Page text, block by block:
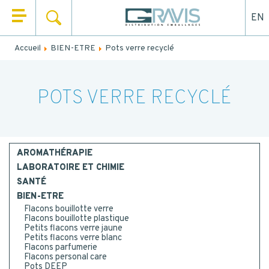
QUI SOMMES NOUS ?
NOS UNIVERS
ACTUALITÉS
RECHERCHER
EN
Accueil BIEN-ETRE Pots verre recyclé
POTS VERRE RECYCLÉ
AROMATHÉRAPIE
LABORATOIRE ET CHIMIE
SANTÉ
BIEN-ETRE
Flacons bouillotte verre
Flacons bouillotte plastique
Petits flacons verre jaune
Petits flacons verre blanc
Flacons parfumerie
Flacons personal care
Remplissez le formulaire ci-dessous pour être rappelé ou
PRÉNOM*
EMAIL
TEL.*